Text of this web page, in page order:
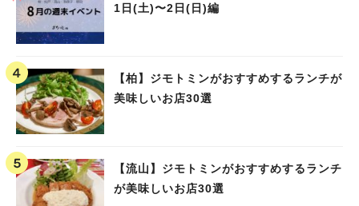
1日(土)〜2日(日)編
【柏】ジモトミンがおすすめするランチが
美味しいお店30選
【流山】ジモトミンがおすすめするランチ
が美味しいお店30選